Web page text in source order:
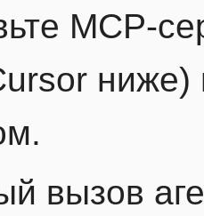
MCP-
ниже)
вызов